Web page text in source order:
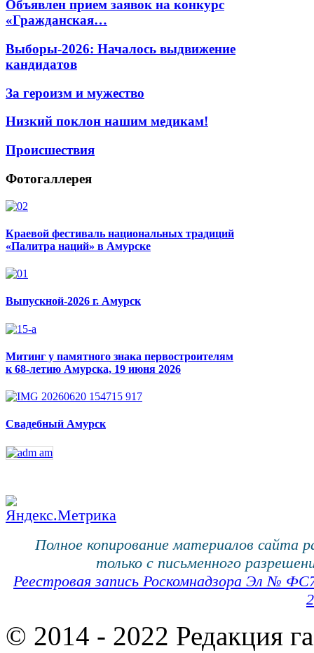
Объявлен прием заявок на конкурс
«Гражданская…
Выборы-2026: Началось выдвижение
кандидатов
За героизм и мужество
Низкий поклон нашим медикам!
Происшествия
Фотогаллерея
Краевой фестиваль национальных традиций
«Палитра наций» в Амурске
Выпускной-2026 г. Амурск
Митинг у памятного знака первостроителям
к 68-летию Амурска, 19 июня 2026
Свадебный Амурск
Полное копирование материалов сайта
только с письменного
Реестровая запись Роскомнадзора Эл №
© 2014 - 2022 Редакция